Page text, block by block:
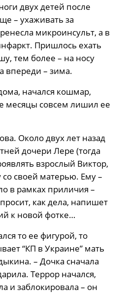
двух детей после
– ухаживать за
микроинсульт, а в
Пришлось ехать
тем более – на носу
впереди – зима.
начался кошмар,
месяцы совсем лишил ее
Около двух лет назад
дочери Лере (тогда
взрослый Виктор,
своей матерью. Ему –
в рамках приличия –
как дела, напишет
к новой фотке…
то ее фигурой, то
“КП в Украине” мать
– Дочка сначала
Террор начался,
и заблокировала – он